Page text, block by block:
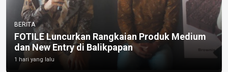
BERITA
FOTILE Luncurkan Rangkaian Produk Medium
dan New Entry di Balikpapan
1 hari yang lalu